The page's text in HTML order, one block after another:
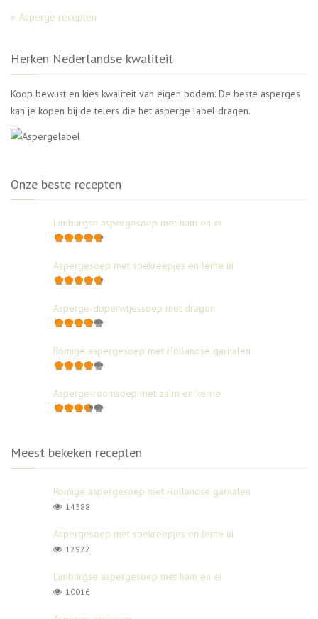
Asperge recepten
Herken Nederlandse kwaliteit
Koop bewust en kies kwaliteit van eigen bodem. De beste asperges
kan je kopen bij de telers die het asperge label dragen.
Onze beste recepten
Limburgse aspergesoep met ham en ei
Aspergesoep met spekreepjes en lente ui
Asperge-doperwtjessoep met dragon
Romige aspergesoep met Hollandse garnalen
Asperge-roomsoep met zalm en kerrie
Meest bekeken recepten
Romige aspergesoep met Hollandse garnalen
14388
Aspergesoep met spekreepjes en lente ui
12922
Limburgse aspergesoep met ham en ei
10016